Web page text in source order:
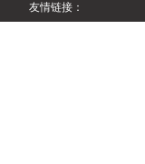
友情链接：